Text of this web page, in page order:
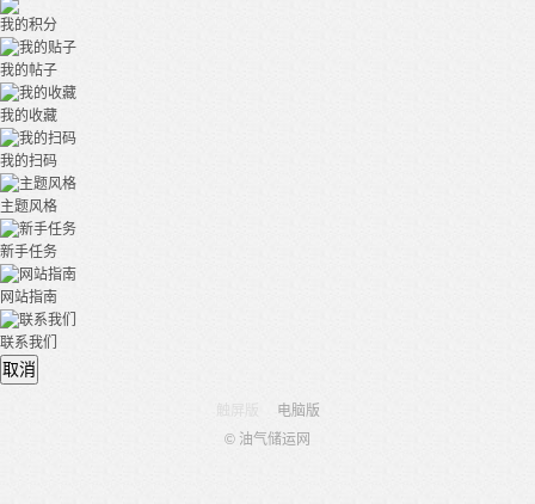
我的积分
我的帖子
我的收藏
我的扫码
主题风格
新手任务
网站指南
联系我们
取消
电脑版
© 油气储运网